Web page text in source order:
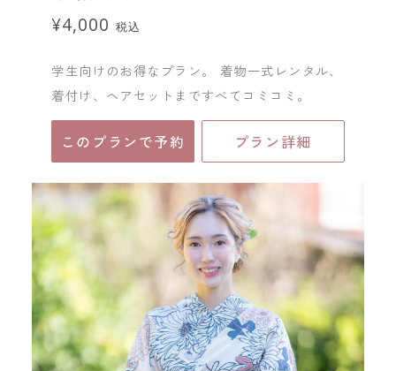
¥4,000 税込
学生向けのお得なプラン。 着物一式レンタル、
着付け、ヘアセットまですべてコミコミ。
このプランで予約 プラン詳細